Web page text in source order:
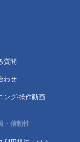
質問
わせ
ング/操作動画
・信頼性